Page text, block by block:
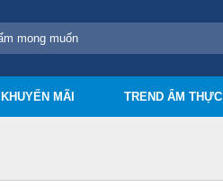
KHUYẾN MÃI TREND ẨM THỰC